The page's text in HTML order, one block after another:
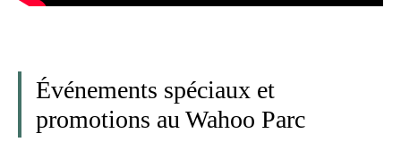
Événements spéciaux et
promotions au Wahoo Parc